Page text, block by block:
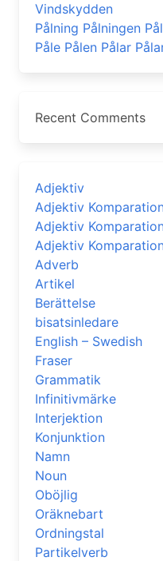
Vindskydden
Pålning Pålningen
Påle Pålen Pålar
Recent Comments
Adjektiv
Adjektiv
Adjektiv
Adjektiv
Adverb
Artikel
Berättelse
bisatsinledare
English – Swedish
Fraser
Grammatik
Infinitivmärke
Interjektion
Konjunktion
Namn
Noun
Oböjlig
Oräknebart
Ordningstal
Partikelverb